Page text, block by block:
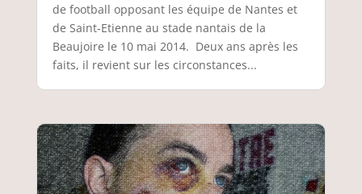
de football opposant les équipe de Nantes et
de Saint-Etienne au stade nantais de la
Beaujoire le 10 mai 2014. Deux ans après les
faits, il revient sur les circonstances...